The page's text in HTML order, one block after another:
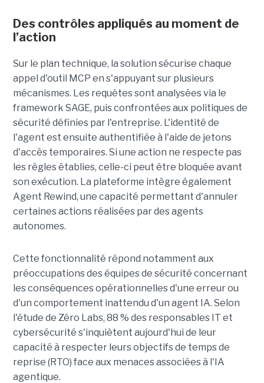
Des contrôles appliqués au moment de
l’action
Sur le plan technique, la solution sécurise chaque
appel d'outil MCP en s'appuyant sur plusieurs
mécanismes. Les requêtes sont analysées via le
framework SAGE, puis confrontées aux politiques de
sécurité définies par l'entreprise. L'identité de
l'agent est ensuite authentifiée à l'aide de jetons
d'accès temporaires. Si une action ne respecte pas
les règles établies, celle-ci peut être bloquée avant
son exécution. La plateforme intègre également
Agent Rewind, une capacité permettant d'annuler
certaines actions réalisées par des agents
autonomes.
Cette fonctionnalité répond notamment aux
préoccupations des équipes de sécurité concernant
les conséquences opérationnelles d'une erreur ou
d'un comportement inattendu d'un agent IA. Selon
l'étude de Zéro Labs, 88 % des responsables IT et
cybersécurité s'inquiètent aujourd'hui de leur
capacité à respecter leurs objectifs de temps de
reprise (RTO) face aux menaces associées à l'IA
agentique.